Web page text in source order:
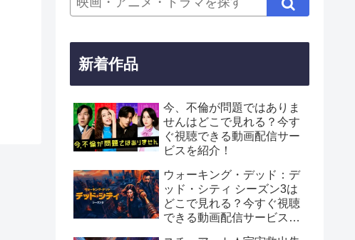
新着作品
今、不倫が問題ではありま
せんはどこで見れる？今す
ぐ視聴できる動画配信サー
ビスを紹介！
ウォーキング・デッド：デ
ッド・シティ シーズン3は
どこで見れる？今すぐ視聴
できる動画配信サービスを